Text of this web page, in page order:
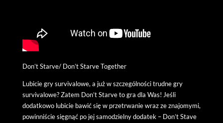
Don’t Starve/ Don’t Starve Together
Lubicie gry survivalowe, a już w szczególności trudne gry
survivalowe? Zatem Don’t Starve to gra dla Was! Jeśli
dodatkowo lubicie bawić się w przetrwanie wraz ze znajomymi,
powinniście sięgnąć po jej samodzielny dodatek – Don’t Stave